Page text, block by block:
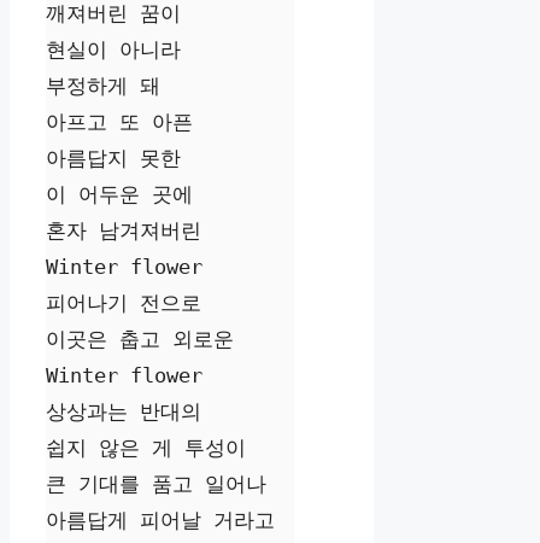
깨져버린 꿈이
현실이 아니라
부정하게 돼
아프고 또 아픈
아름답지 못한
이 어두운 곳에
혼자 남겨져버린
Winter flower
피어나기 전으로
이곳은 춥고 외로운
Winter flower
상상과는 반대의
쉽지 않은 게 투성이
큰 기대를 품고 일어나
아름답게 피어날 거라고